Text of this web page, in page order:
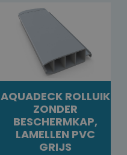
AQUADECK ROLLUIK
ZONDER
BESCHERMKAP,
LAMELLEN PVC
GRIJS